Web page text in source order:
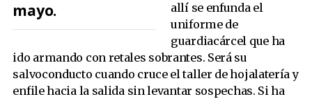
mayo.
allí se enfunda el
uniforme de
guardiacárcel que ha
ido armando con retales sobrantes. Será su
salvoconducto cuando cruce el taller de hojalatería y
enfile hacia la salida sin levantar sospechas. Si ha